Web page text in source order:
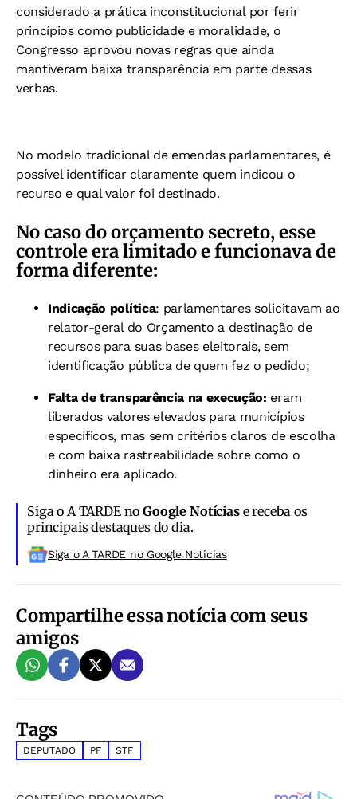
considerado a prática inconstitucional por ferir
princípios como publicidade e moralidade, o
Congresso aprovou novas regras que ainda
mantiveram baixa transparência em parte dessas
verbas.
No modelo tradicional de emendas parlamentares, é
possível identificar claramente quem indicou o
recurso e qual valor foi destinado.
No caso do orçamento secreto, esse
controle era limitado e funcionava de
forma diferente:
Indicação política: parlamentares solicitavam ao
relator-geral do Orçamento a destinação de
recursos para suas bases eleitorais, sem
identificação pública de quem fez o pedido;
Falta de transparência na execução: eram
liberados valores elevados para municípios
específicos, mas sem critérios claros de escolha
e com baixa rastreabilidade sobre como o
dinheiro era aplicado.
Siga o A TARDE noGoogle Notíciase receba os
principais destaques do dia.
Siga o A TARDE no Google Noticias
Compartilhe essa notícia com seus
amigos
Tags
DEPUTADO PF STF